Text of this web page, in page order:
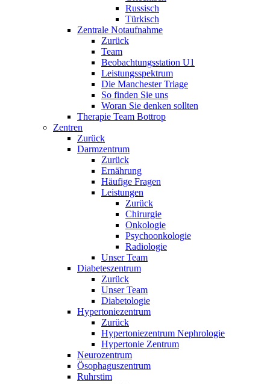
Russisch
Türkisch
Zentrale Notaufnahme
Zurück
Team
Beobachtungsstation U1
Leistungsspektrum
Die Manchester Triage
So finden Sie uns
Woran Sie denken sollten
Therapie Team Bottrop
Zentren
Zurück
Darmzentrum
Zurück
Ernährung
Häufige Fragen
Leistungen
Zurück
Chirurgie
Onkologie
Psychoonkologie
Radiologie
Unser Team
Diabeteszentrum
Zurück
Unser Team
Diabetologie
Hypertoniezentrum
Zurück
Hypertoniezentrum Nephrologie
Hypertonie Zentrum
Neurozentrum
Ösophaguszentrum
Ruhrstim